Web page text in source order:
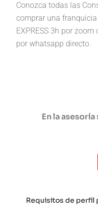
Conozca todas las
comprar una franquicia
EXPRESS 3h por
por whatsapp directo.
En la
Requisitos de perfil